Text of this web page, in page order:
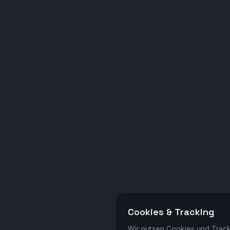
Cookies & Tracking